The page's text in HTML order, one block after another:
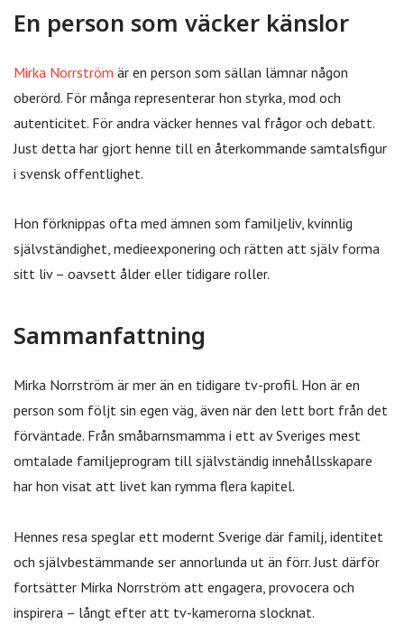
En person som väcker känslor
Mirka Norrström är en person som sällan lämnar någon
oberörd. För många representerar hon styrka, mod och
autenticitet. För andra väcker hennes val frågor och debatt.
Just detta har gjort henne till en återkommande samtalsfigur
i svensk offentlighet.
Hon förknippas ofta med ämnen som familjeliv, kvinnlig
självständighet, medieexponering och rätten att själv forma
sitt liv – oavsett ålder eller tidigare roller.
Sammanfattning
Mirka Norrström är mer än en tidigare tv-profil. Hon är en
person som följt sin egen väg, även när den lett bort från det
förväntade. Från småbarnsmamma i ett av Sveriges mest
omtalade familjeprogram till självständig innehållsskapare
har hon visat att livet kan rymma flera kapitel.
Hennes resa speglar ett modernt Sverige där familj, identitet
och självbestämmande ser annorlunda ut än förr. Just därför
fortsätter Mirka Norrström att engagera, provocera och
inspirera – långt efter att tv-kamerorna slocknat.